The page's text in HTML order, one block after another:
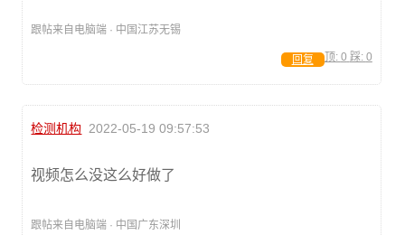
跟帖来自电脑端 · 中国江苏无锡
顶: 0 踩: 0
回复
检测机构 2022-05-19 09:57:53
视频怎么没这么好做了
跟帖来自电脑端 · 中国广东深圳